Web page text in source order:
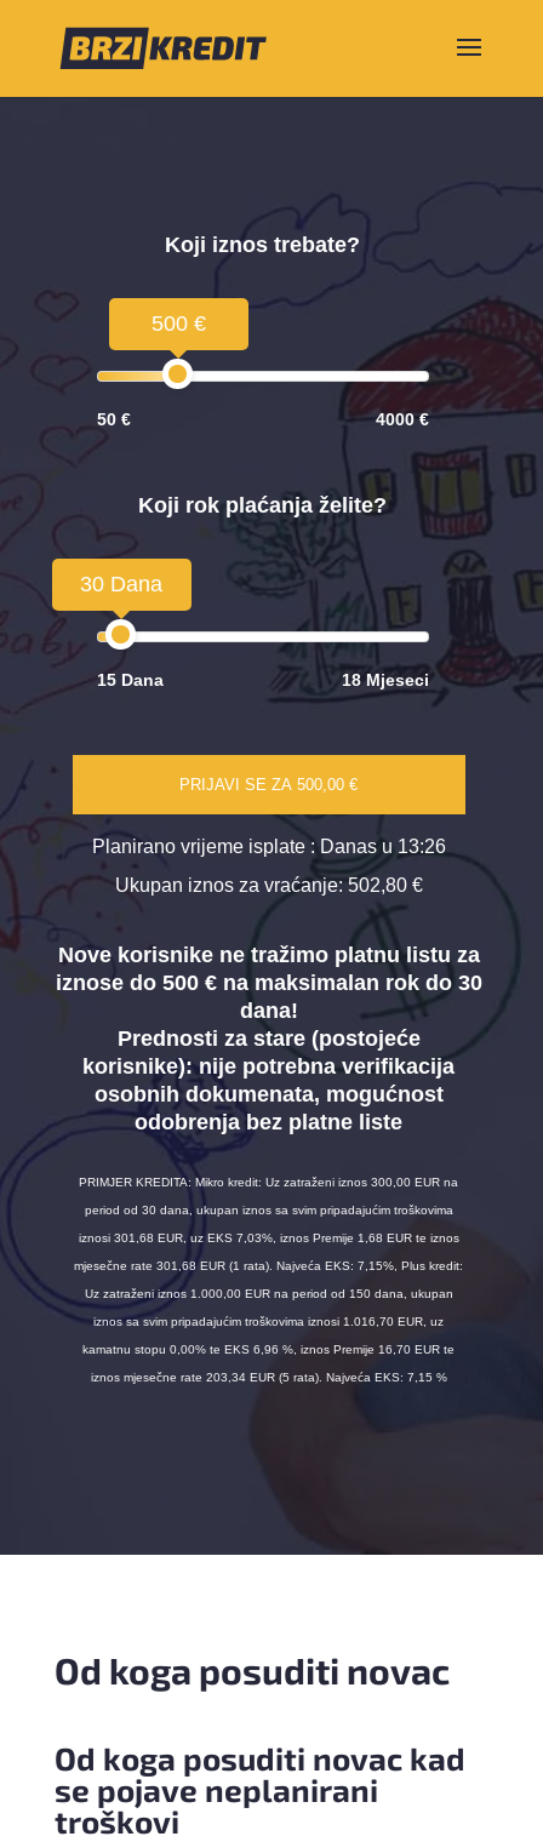
Koji iznos trebate?
500 €
50 € 4000 €
Koji rok plaćanja želite?
30 Dana
15 Dana 18 Mjeseci
PRIJAVI SE ZA500,00 €
Planirano vrijeme isplate : Danas u 13:26
Ukupan iznos za vraćanje: 502,80 €
Nove korisnike ne tražimo platnu listu za
iznose do 500 € na maksimalan rok do 30
dana!
Prednosti za stare (postojeće
korisnike): nije potrebna verifikacija
osobnih dokumenata, mogućnost
odobrenja bez platne liste
PRIMJER KREDITA: Mikro kredit: Uz zatraženi iznos 300,00 EUR na
period od 30 dana, ukupan iznos sa svim pripadajućim troškovima
iznosi 301,68 EUR, uz EKS 7,03%, iznos Premije 1,68 EUR te iznos
mjesečne rate 301,68 EUR (1 rata). Najveća EKS: 7,15%, Plus kredit:
Uz zatraženi iznos 1.000,00 EUR na period od 150 dana, ukupan
iznos sa svim pripadajućim troškovima iznosi 1.016,70 EUR, uz
kamatnu stopu 0,00% te EKS 6,96 %, iznos Premije 16,70 EUR te
iznos mjesečne rate 203,34 EUR (5 rata). Najveća EKS: 7,15 %
Od koga posuditi novac
Od koga posuditi novac kad
se pojave neplanirani
troškovi